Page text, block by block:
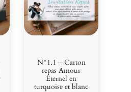
N°1.1 – Carton
repas Amour
Éternel en
turquoise et blanc